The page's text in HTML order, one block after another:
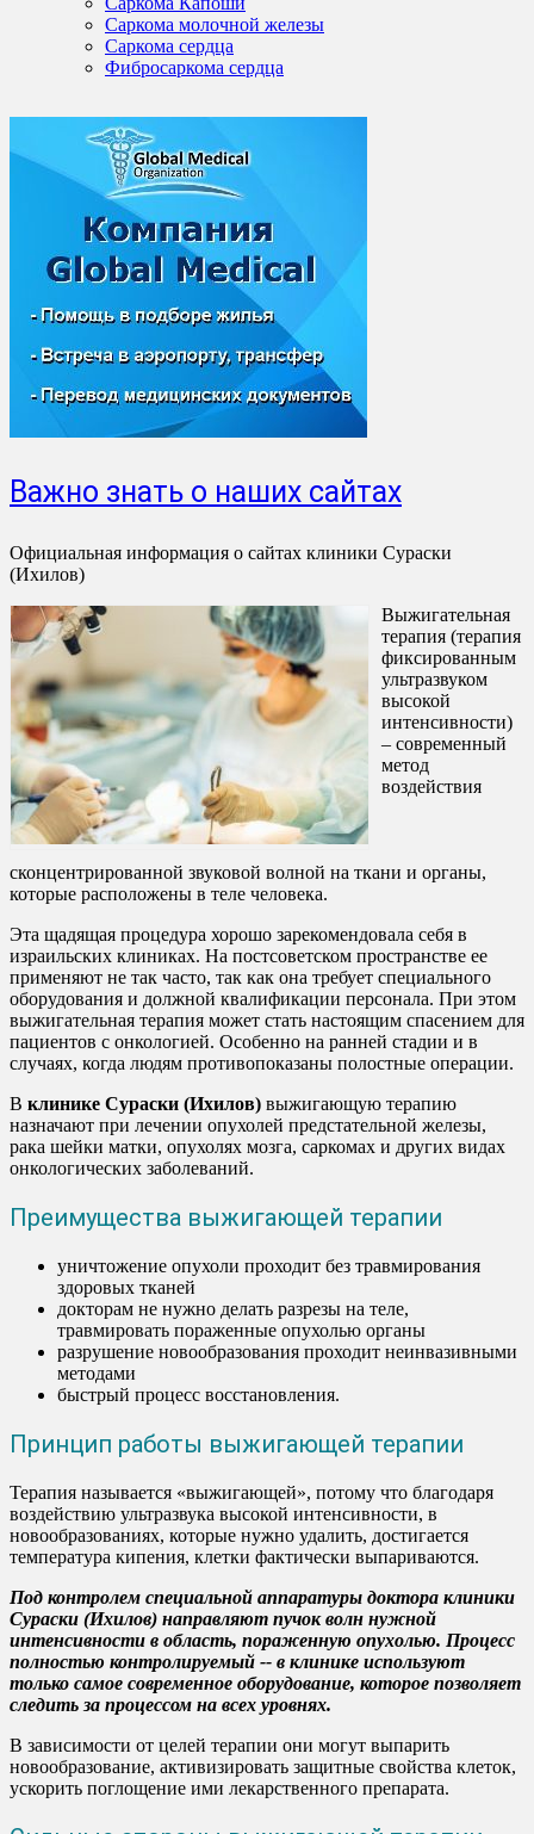
Саркома молочной железы
Саркома сердца
Фибросаркома сердца
Важно знать о наших сайтах
Официальная информация о сайтах клиники Сураски
(Ихилов)
Выжигательная
терапия (терапия
фиксированным
ультразвуком
высокой
интенсивности)
– современный
метод
воздействия
сконцентрированной звуковой волной на ткани и органы,
которые расположены в теле человека.
Эта щадящая процедура хорошо зарекомендовала себя в
израильских клиниках. На постсоветском пространстве ее
применяют не так часто, так как она требует специального
оборудования и должной квалификации персонала. При этом
выжигательная терапия может стать настоящим спасением для
пациентов с онкологией. Особенно на ранней стадии и в
случаях, когда людям противопоказаны полостные операции.
В клинике Сураски (Ихилов) выжигающую терапию
назначают при лечении опухолей предстательной железы,
рака шейки матки, опухолях мозга, саркомах и других видах
онкологических заболеваний.
Преимущества выжигающей терапии
уничтожение опухоли проходит без травмирования
здоровых тканей
докторам не нужно делать разрезы на теле,
травмировать пораженные опухолью органы
разрушение новообразования проходит неинвазивными
методами
быстрый процесс восстановления.
Принцип работы выжигающей терапии
Терапия называется «выжигающей», потому что благодаря
воздействию ультразвука высокой интенсивности, в
новообразованиях, которые нужно удалить, достигается
температура кипения, клетки фактически выпариваются.
Под контролем специальной аппаратуры доктора клиники
Сураски (Ихилов) направляют пучок волн нужной
интенсивности в область, пораженную опухолью. Процесс
полностью контролируемый -- в клинике используют
только самое современное оборудование, которое позволяет
следить за процессом на всех уровнях.
В зависимости от целей терапии они могут выпарить
новообразование, активизировать защитные свойства клеток,
ускорить поглощение ими лекарственного препарата.